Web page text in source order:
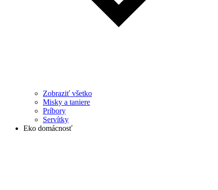
Zobraziť všetko
Misky a taniere
Príbory
Servítky
Eko domácnosť